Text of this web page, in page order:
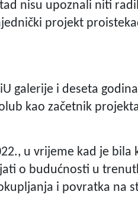
nisu upoznali niti
projekt
galerije i deseta
kao začetnik
u vrijeme kad je bila
o budućnosti u
i povratka na